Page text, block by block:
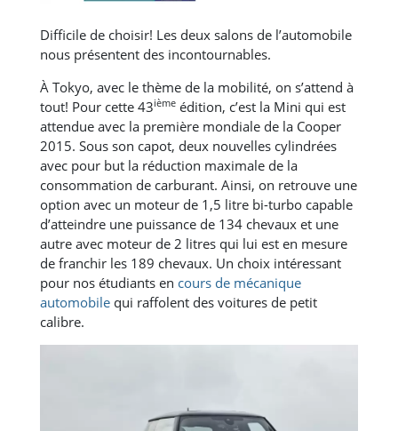
Difficile de choisir! Les deux salons de l’automobile
nous présentent des incontournables.
À Tokyo, avec le thème de la mobilité, on s’attend à
tout! Pour cette 43ième édition, c’est la Mini qui est
attendue avec la première mondiale de la Cooper
2015. Sous son capot, deux nouvelles cylindrées
avec pour but la réduction maximale de la
consommation de carburant. Ainsi, on retrouve une
option avec un moteur de 1,5 litre bi-turbo capable
d’atteindre une puissance de 134 chevaux et une
autre avec moteur de 2 litres qui lui est en mesure
de franchir les 189 chevaux. Un choix intéressant
pour nos étudiants en cours de mécanique
automobile qui raffolent des voitures de petit
calibre.